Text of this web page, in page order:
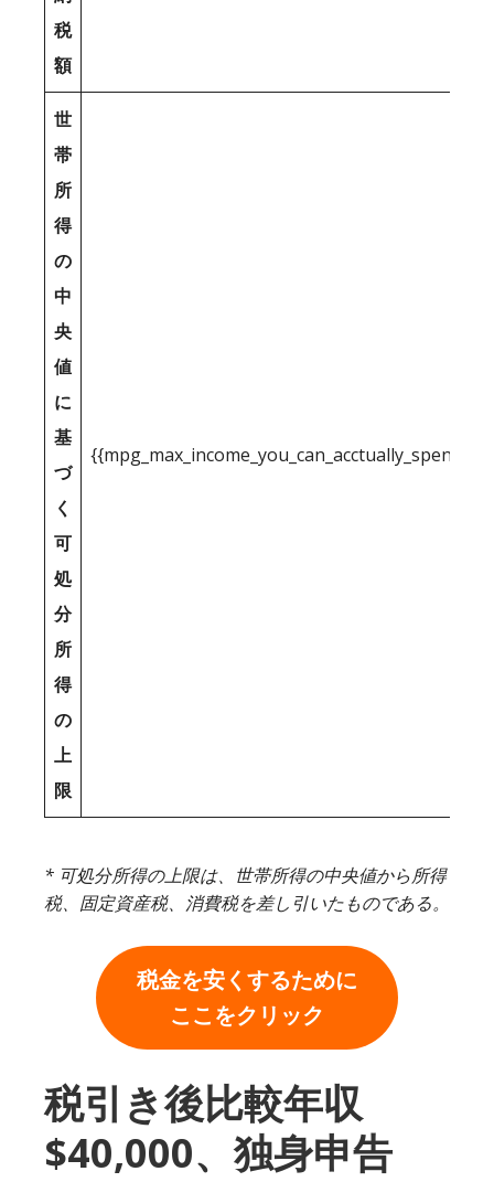
税
額
世
帯
所
得
の
中
央
値
に
基
づ
く
可
処
分
所
得
の
上
限
* 可処分所得の上限は、世帯所得の中央値から所得
税、固定資産税、消費税を差し引いたものである。
税金を安くするために
ここをクリック
税引き後比較年収
$40,000、独身申告